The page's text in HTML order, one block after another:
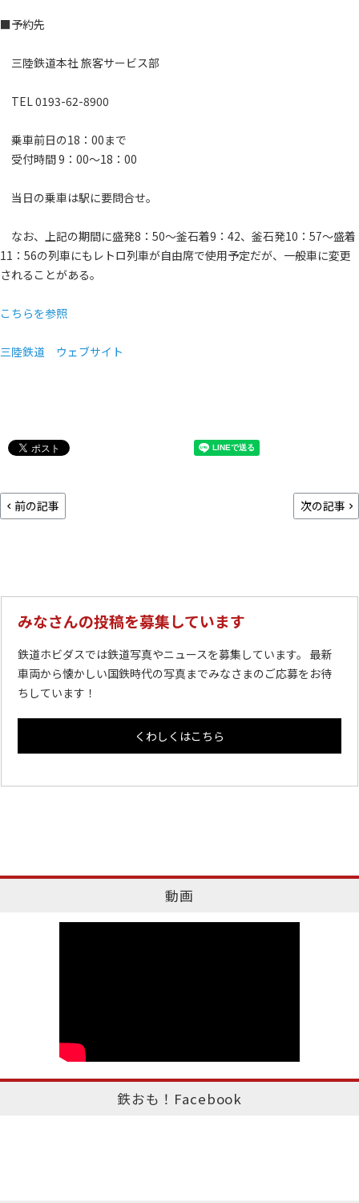
■予約先
三陸鉄道本社 旅客サービス部
TEL 0193-62-8900
乗車前日の18：00まで
受付時間 9：00～18：00
当日の乗車は駅に要問合せ。
なお、上記の期間に盛発8：50～釜石着9：42、釜石発10：57～盛着
11：56の列車にもレトロ列車が自由席で使用予定だが、一般車に変更
されることがある。
こちらを参照
三陸鉄道 ウェブサイト
前の記事 次の記事
みなさんの投稿を募集しています
鉄道ホビダスでは鉄道写真やニュースを募集しています。 最新
車両から懐かしい国鉄時代の写真までみなさまのご応募をお待
ちしています！
くわしくはこちら
動画
鉄おも！Facebook